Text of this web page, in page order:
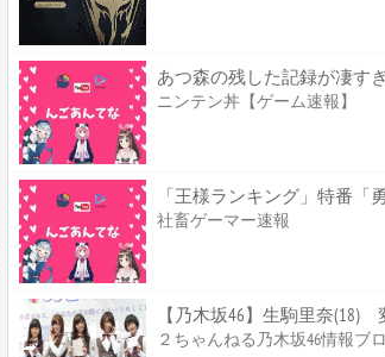
あつ森の残した記録が凄す
ニンテン丼【ゲーム速報】
社畜ゲーマー速報
【乃木坂46】生駒里奈(18)
２ちゃんねる乃木坂46情報ブ